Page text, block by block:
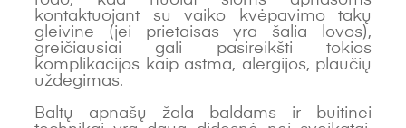
kontaktuojant su vaiko kvėpavimo takų
gleivine (jei prietaisas yra šalia lovos),
greičiausiai gali pasireikšti tokios
komplikacijos kaip astma, alergijos, plaučių
uždegimas.
Baltų apnašų žala baldams ir buitinei